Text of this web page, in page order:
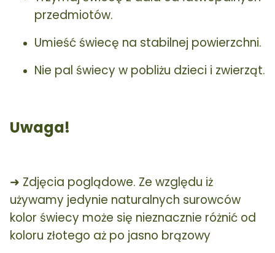
przedmiotów.
Umieść świecę na stabilnej powierzchni.
Nie pal świecy w pobliżu dzieci i zwierząt.
Uwaga!
➜ Zdjęcia poglądowe. Ze względu iż
używamy jedynie naturalnych surowców
kolor świecy może się nieznacznie różnić od
koloru złotego aż po jasno brązowy